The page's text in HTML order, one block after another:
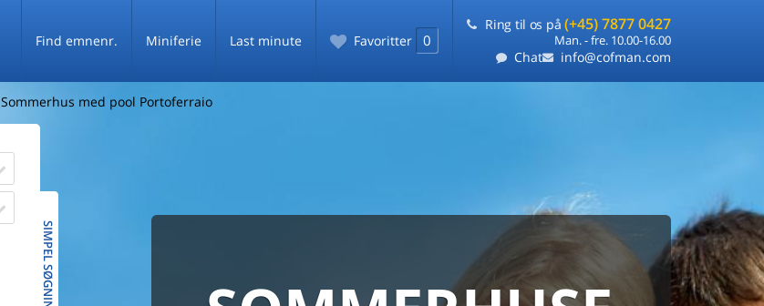
Find emnenr. Miniferie Last minute Favoritter 0
Ring til os på (+45) 7877 0427
Man. - fre. 10.00-16.00
Chat info@cofman.com
Sommerhus med pool Portoferraio
SIMPEL SØGNING